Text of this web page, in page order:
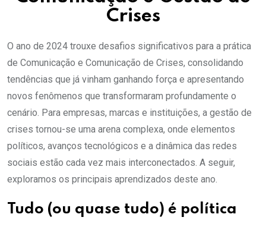
Crises
O ano de 2024 trouxe desafios significativos para a prática
de Comunicação e Comunicação de Crises, consolidando
tendências que já vinham ganhando força e apresentando
novos fenômenos que transformaram profundamente o
cenário. Para empresas, marcas e instituições, a gestão de
crises tornou-se uma arena complexa, onde elementos
políticos, avanços tecnológicos e a dinâmica das redes
sociais estão cada vez mais interconectados. A seguir,
exploramos os principais aprendizados deste ano.
Tudo (ou quase tudo) é política